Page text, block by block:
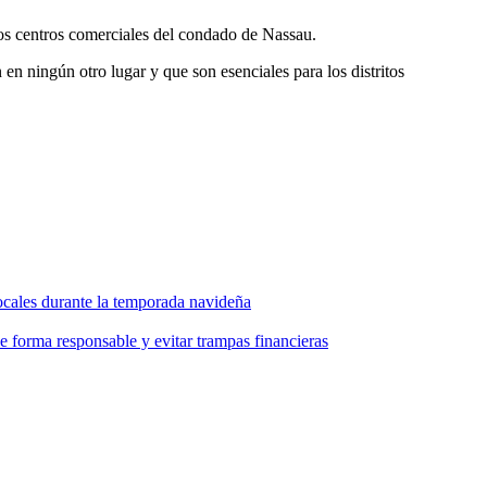
centros comerciales del condado de Nassau.
ningún otro lugar y que son esenciales para los distritos
durante la temporada navideña
forma responsable y evitar trampas financieras